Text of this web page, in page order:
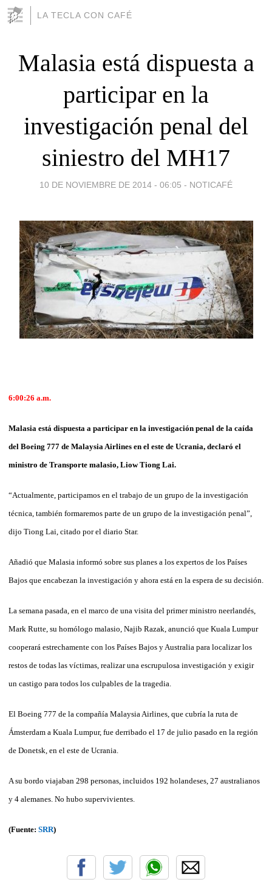
LA TECLA CON CAFÉ
Malasia está dispuesta a
participar en la
investigación penal del
siniestro del MH17
10 DE NOVIEMBRE DE 2014 - 06:05 - NOTICAFÉ
6:00:26 a.m.
Malasia está dispuesta a participar en la investigación penal de la caída
del Boeing 777 de Malaysia Airlines en el este de Ucrania, declaró el
ministro de Transporte malasio, Liow Tiong Lai.
“Actualmente, participamos en el trabajo de un grupo de la investigación
técnica, también formaremos parte de un grupo de la investigación penal”,
dijo Tiong Lai, citado por el diario Star.
Añadió que Malasia informó sobre sus planes a los expertos de los Países
Bajos que encabezan la investigación y ahora está en la espera de su decisión.
La semana pasada, en el marco de una visita del primer ministro neerlandés,
Mark Rutte, su homólogo malasio, Najib Razak, anunció que Kuala Lumpur
cooperará estrechamente con los Países Bajos y Australia para localizar los
restos de todas las víctimas, realizar una escrupulosa investigación y exigir
un castigo para todos los culpables de la tragedia.
El Boeing 777 de la compañía Malaysia Airlines, que cubría la ruta de
Ámsterdam a Kuala Lumpur, fue derribado el 17 de julio pasado en la región
de Donetsk, en el este de Ucrania.
A su bordo viajaban 298 personas, incluidos 192 holandeses, 27 australianos
y 4 alemanes. No hubo supervivientes.
(Fuente: SRR)